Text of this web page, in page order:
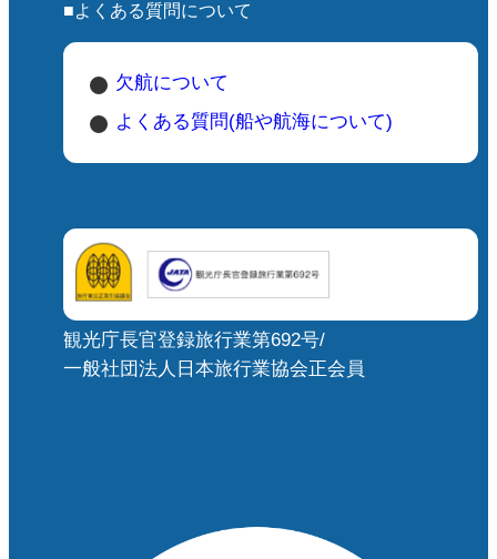
■よくある質問について
欠航について
よくある質問(船や航海について)
観光庁長官登録旅行業第692号/
一般社団法人日本旅行業協会正会員